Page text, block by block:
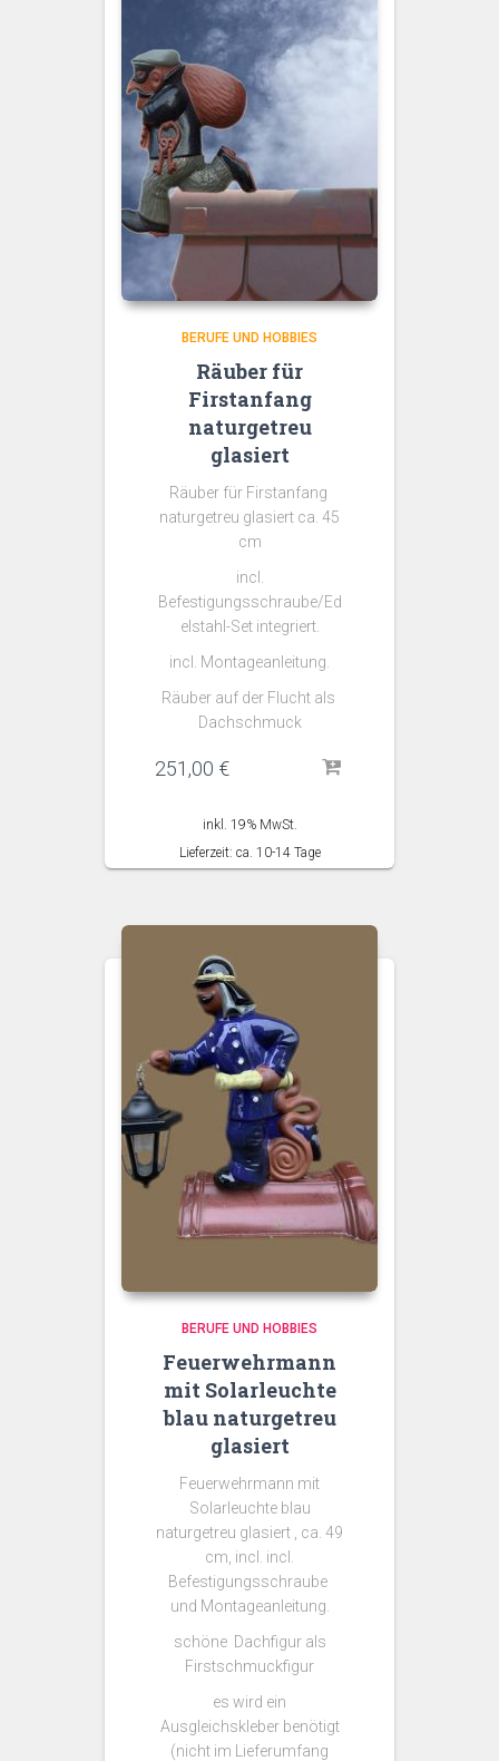
BERUFE UND HOBBIES
Räuber für
Firstanfang
naturgetreu
glasiert
Räuber für Firstanfang
naturgetreu glasiert ca. 45
cm
incl.
Befestigungsschraube/Ed
elstahl-Set integriert.
incl. Montageanleitung.
Räuber auf der Flucht als
Dachschmuck
251,00 €
inkl. 19% MwSt.
Lieferzeit: ca. 10-14 Tage
BERUFE UND HOBBIES
Feuerwehrmann
mit Solarleuchte
blau naturgetreu
glasiert
Feuerwehrmann mit
Solarleuchte blau
naturgetreu glasiert , ca. 49
cm, incl. incl.
Befestigungsschraube
und Montageanleitung.
schöne Dachfigur als
Firstschmuckfigur
es wird ein
Ausgleichskleber benötigt
(nicht im Lieferumfang